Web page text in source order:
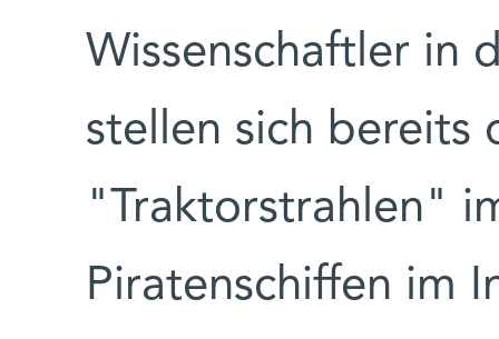
Wissenschaftler in
stellen sich bereits
"Traktorstrahlen"
Piratenschiffen im